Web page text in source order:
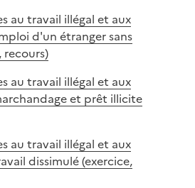
au travail illégal et aux
d'un étranger sans
au travail illégal et aux
et prêt illicite
au travail illégal et aux
dissimulé (exercice,